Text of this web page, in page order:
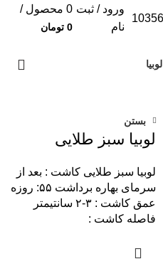
ورود / ثبت
نام
0 محصول /
0 تومان
لوبیا
بستن
لوبیا سبز طلایی
لوبیا سبز طلایی کاشت : بعد از
سرمای بهاره برداشت ۵۵: روزه
عمق کاشت : ۳-۲ سانتیمتر
فاصله کاشت :